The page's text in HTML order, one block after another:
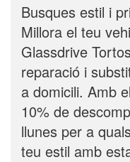
Busques estil i
Millora el teu
Glassdrive
reparació i
a domicili. Amb
10% de
llunes per a
teu estil amb